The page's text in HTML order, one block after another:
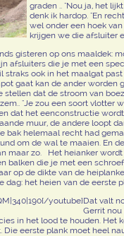
graden .. "Nou ja, het
denk ik hardop. "En
wel onder een hoek
krijgen we die afsluiter
gisteren op ons maaldek:
afsluiters die je met een
straks ook in het maalgat
gaat kan de ander worden
stellen dat de stroom van
"Je zou een soort vlotter
dat het eenconstructie
muur, de andere loopt
bak helemaal recht had
om de wal te maaien. En
maar zo. Het heianker
balken die je met een
op de dikte van de
dag: het heien van de eerste
youtube}Dat valt
Gerrit
in het lood te houden. Het
Die eerste plank moet heel